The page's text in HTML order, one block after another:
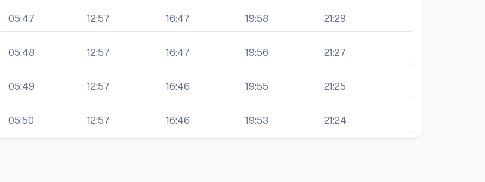
05:47 12:57 16:47 19:58 21:29
05:48 12:57 16:47 19:56 21:27
05:49 12:57 16:46 19:55 21:25
05:50 12:57 16:46 19:53 21:24